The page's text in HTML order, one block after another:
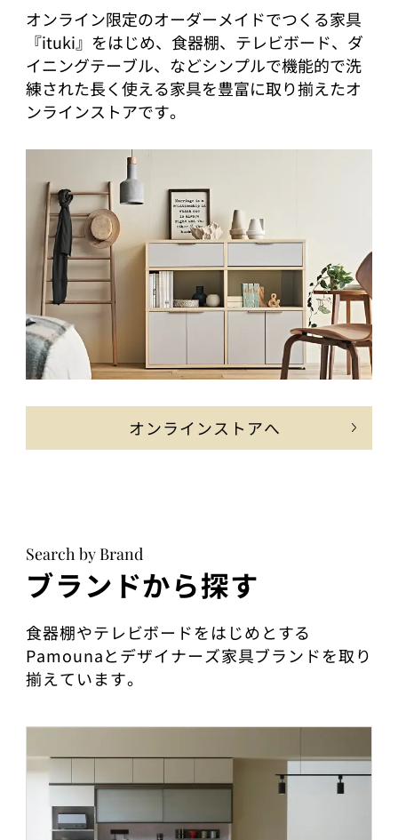
オンライン限定のオーダーメイドでつくる家具
『ituki』をはじめ、食器棚、テレビボード、ダ
イニングテーブル、などシンプルで機能的で洗
練された長く使える家具を豊富に取り揃えたオ
ンラインストアです。
オンラインストアへ
Search by Brand
ブランドから探す
食器棚やテレビボードをはじめとする
Pamounaとデザイナーズ家具ブランドを取り
揃えています。